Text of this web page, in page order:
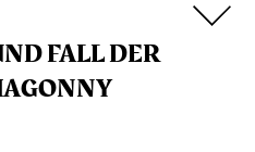
FALL DER